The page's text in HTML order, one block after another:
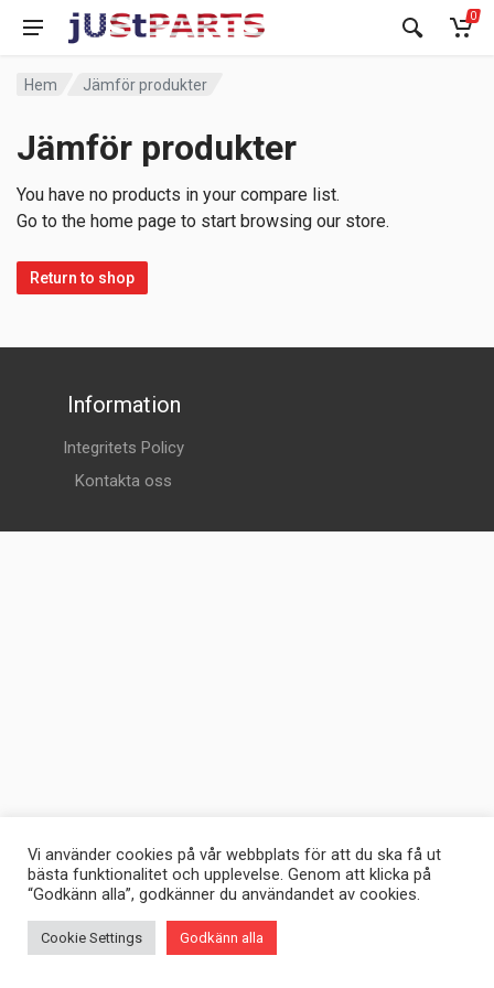
0
Hem Jämför produkter
Jämför produkter
You have no products in your compare list.
Go to the home page to start browsing our store.
Return to shop
Information
Integritets Policy
Kontakta oss
Vi använder cookies på vår webbplats för att du ska få ut
bästa funktionalitet och upplevelse. Genom att klicka på
“Godkänn alla”, godkänner du användandet av cookies.
Cookie Settings Godkänn alla